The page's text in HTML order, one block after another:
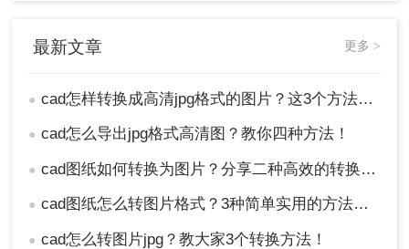
最新文章 更多 >
● cad怎样转换成高清jpg格式的图片？这3个方法了解一下
● cad怎么导出jpg格式高清图？教你四种方法！
● cad图纸如何转换为图片？分享二种高效的转换方法！
● cad图纸怎么转图片格式？3种简单实用的方法分享！
● cad怎么转图片jpg？教大家3个转换方法！